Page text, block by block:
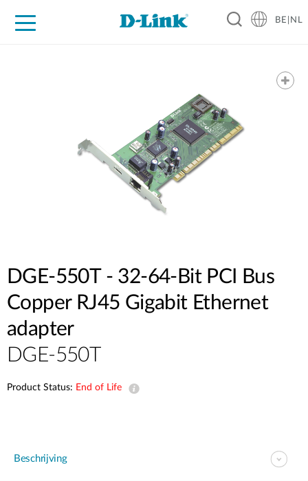
BE|NL
DGE-550T - 32-64-Bit PCI Bus
Copper RJ45 Gigabit Ethernet
adapter
DGE-550T
Product Status: End of Life
Beschrijving